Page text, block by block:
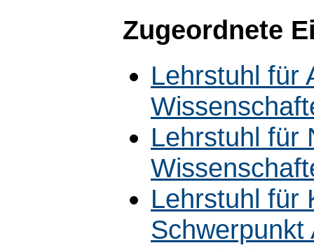
Zugeordnete
Lehrstuhl für
Lehrstuhl für
Lehrstuhl für
Schwerpunkt